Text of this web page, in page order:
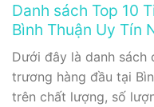
Danh sách Top 10
Bình Thuận Uy Tín
Dưới đây là danh
trương hàng đầu tại
trên chất lượng, số